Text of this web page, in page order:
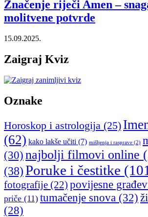
Značenje riječi Amen –
molitvene potvrde
15.09.2025.
Zaigraj Kviz
Oznake
Horoskop i astrologija (25)
(62) kako lakše učiti (7) mišljenja i rasprave (2)
(30) najbolji filmovi online
(38)Poruke i čestitke
fotografije (22) povijesne
priče (11) tumačenje snova (32)
(28)